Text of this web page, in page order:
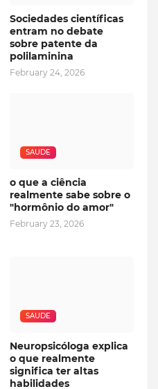
Sociedades científicas
entram no debate
sobre patente da
polilaminina
February 24, 2026
SAUDE
o que a ciência
realmente sabe sobre o
"hormônio do amor"
February 23, 2026
SAUDE
Neuropsicóloga explica
o que realmente
significa ter altas
habilidades